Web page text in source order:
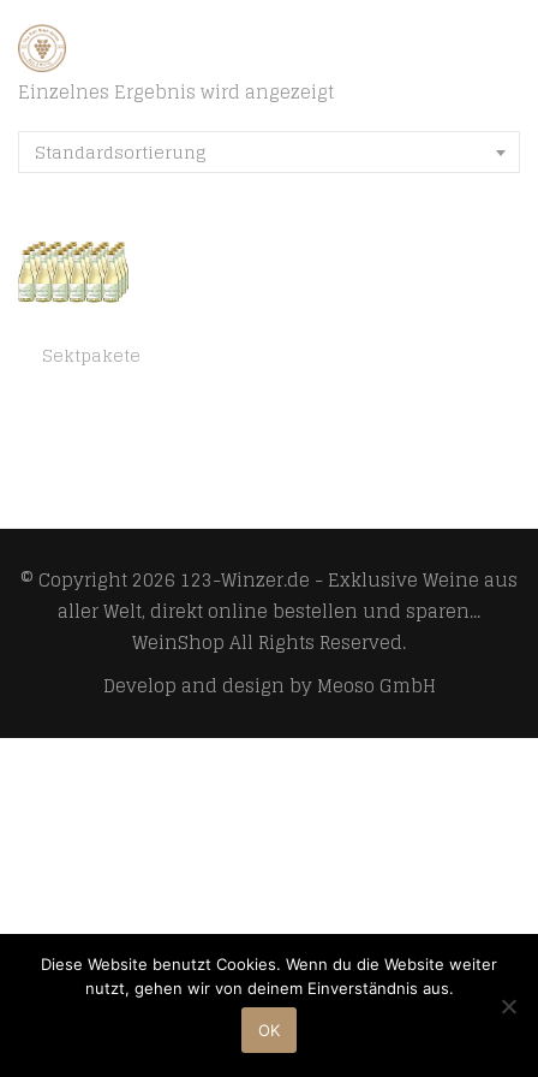
Einzelnes Ergebnis wird angezeigt
Standardsortierung
Sektpakete
© Copyright 2026 123-Winzer.de - Exklusive Weine aus
aller Welt, direkt online bestellen und sparen...
WeinShopAll Rights Reserved.
Develop and design byMeoso GmbH
Diese Website benutzt Cookies. Wenn du die Website weiter
nutzt, gehen wir von deinem Einverständnis aus.
OK